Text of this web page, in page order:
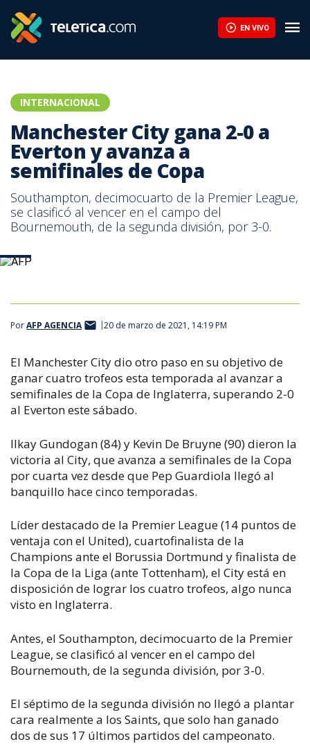
EN VIVO
INTERNACIONAL
Manchester City gana 2-0 a
Everton y avanza a
semifinales de Copa
Southampton, decimocuarto de la Premier League,
se clasificó al vencer en el campo del
Bournemouth, de la segunda división, por 3-0.
PorAFP AGENCIA 20 de marzo de 2021, 14:19 PM
El Manchester City dio otro paso en su objetivo de
ganar cuatro trofeos esta temporada al avanzar a
semifinales de la Copa de Inglaterra, superando 2-0
al Everton este sábado.
Ilkay Gundogan (84) y Kevin De Bruyne (90) dieron la
victoria al City, que avanza a semifinales de la Copa
por cuarta vez desde que Pep Guardiola llegó al
banquillo hace cinco temporadas.
Líder destacado de la Premier League (14 puntos de
ventaja con el United), cuartofinalista de la
Champions ante el Borussia Dortmund y finalista de
la Copa de la Liga (ante Tottenham), el City está en
disposición de lograr los cuatro trofeos, algo nunca
visto en Inglaterra.
Antes, el Southampton, decimocuarto de la Premier
League, se clasificó al vencer en el campo del
Bournemouth, de la segunda división, por 3-0.
El séptimo de la segunda división no llegó a plantar
cara realmente a los Saints, que solo han ganado
dos de sus 17 últimos partidos del campeonato.